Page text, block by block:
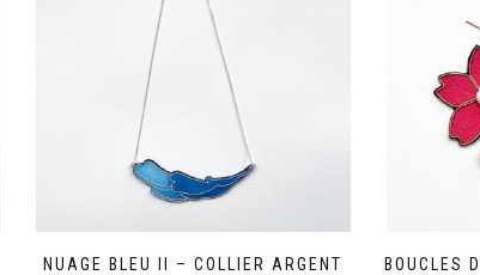
NUAGE BLEU II – COLLIER ARGENT BOUCLES